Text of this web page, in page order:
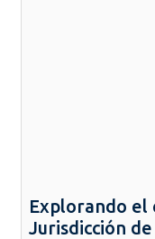
Explorando el
Jurisdicción